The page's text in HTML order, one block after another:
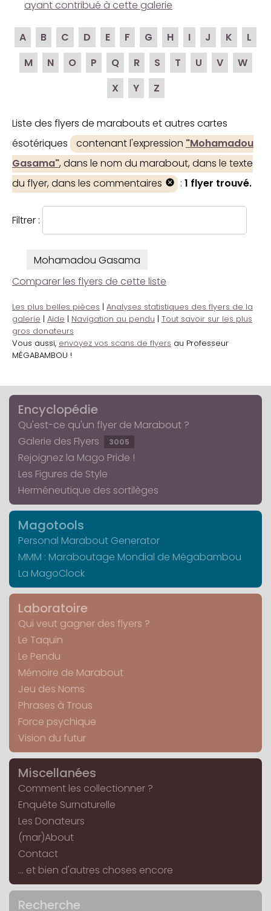
ayant contribué à cette galerie
A B C D E F G H I J K
L
M
N O P Q R S T U V
W
X
Y Z
Liste des flyers de marabouts et autres cartes
ésotériques
contenant l'expression "Mohamadou
Gasama", dans le nom du marabout, dans le texte
du flyer, dans les commentaires
: 1 flyer trouvé.
Filtrer :
Mohamadou Gasama
Comparer les flyers de cette liste
Les plus belles pièces | Analyses statistiques des flyers de la
galerie | Aide | Navigation au pendu | Tout savoir sur les plus
gros donateurs
Vous aussi, envoyez vos scans de flyers au Professeur
MÉGABAMBOU !
Encyclopédie
Qu'est-ce qu'un flyer de Marabout ?
Galerie des Flyers
3005
Rejoignez la Mago Pride !
Les Figures de Style
Herméneutique des sortilèges
Magotools
Personal Marabout Generator
MMM : Maraboutage Mondial de Mégabambou
La MagoClock
Laboratoire
Qui veut gagner des flyers ?
Le Taquin
Le Pendu
Mémoire de Marabout
Jeu des Noms
Phrases à Trous
Force psychique
Vision du futur
Miscellanées
Comment les collectionner ?
Enquête Surnaturelle
Les Donateurs
(mar)About
Contact
... et bien d'autres choses encore
Recherche